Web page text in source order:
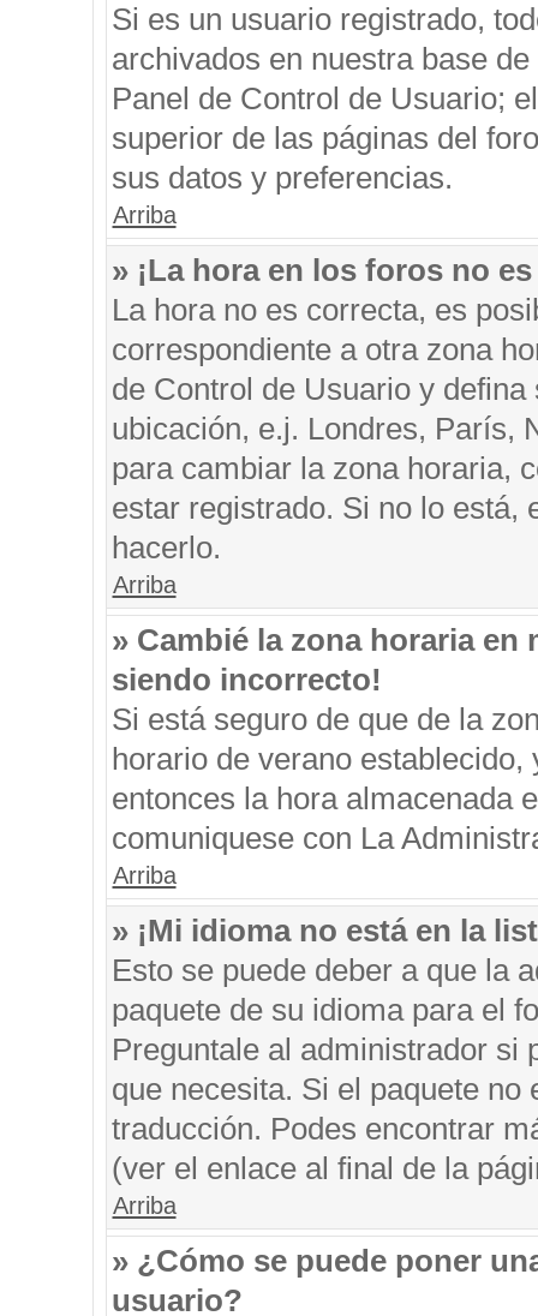
Si es un usuario registrado,
archivados en nuestra base
Panel de Control de Usuario;
superior de las páginas del
sus datos y preferencias.
Arriba
» ¡La hora en los foros no
La hora no es correcta, es
correspondiente a otra zona
de Control de Usuario y
ubicación, e.j. Londres, París,
para cambiar la zona horaria,
estar registrado. Si no lo está,
hacerlo.
Arriba
» Cambié la zona horaria
siendo incorrecto!
Si está seguro de que de la
horario de verano
entonces la hora almacenada
comuniquese con La
Arriba
» ¡Mi idioma no está en la
Esto se puede deber a que la
paquete de su idioma para el
Preguntale al administrador si
que necesita. Si el paquete
traducción. Podes encontrar
(ver el enlace al final de la
Arriba
» ¿Cómo se puede poner
usuario?